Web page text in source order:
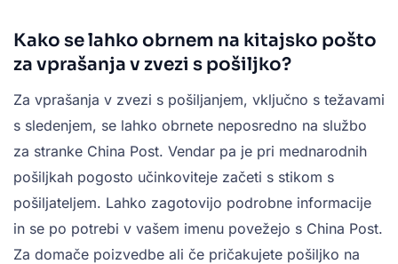
Kako se lahko obrnem na kitajsko pošto
za vprašanja v zvezi s pošiljko?
Za vprašanja v zvezi s pošiljanjem, vključno s težavami
s sledenjem, se lahko obrnete neposredno na službo
za stranke China Post. Vendar pa je pri mednarodnih
pošiljkah pogosto učinkoviteje začeti s stikom s
pošiljateljem. Lahko zagotovijo podrobne informacije
in se po potrebi v vašem imenu povežejo s China Post.
Za domače poizvedbe ali če pričakujete pošiljko na